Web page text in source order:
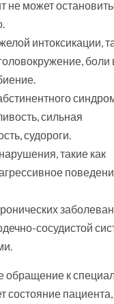
не может
интоксикации,
боли
сильная
судороги.
такие как
сосудистой
к
состояние